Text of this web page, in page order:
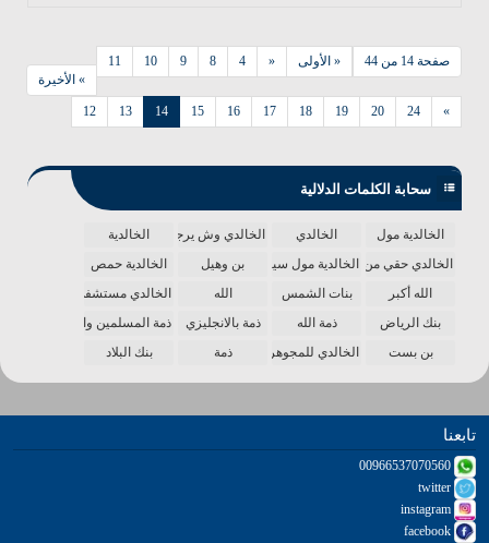
صفحة 14 من 44 « الأولى «
4
8
9
10
11
12 13 14 15 16 17 18 19 20 24 »
» الأخيرة
سحابة الكلمات الدلالية
الخالدية مول الخالدي الخالدي وش يرجع
الخالدية
الخالدي حقي من الدنياالخالدية مول سينما بن وهيل
الخالدية حمص
الله أكبر
بنات الشمس الله
الخالدي مستشفى
بنك الرياض
ذمة الله ذمة بالانجليزي
ذمة المسلمين واحدة
بن بست
الخالدي للمجوهرات ذمة بنك البلاد
تابعنا